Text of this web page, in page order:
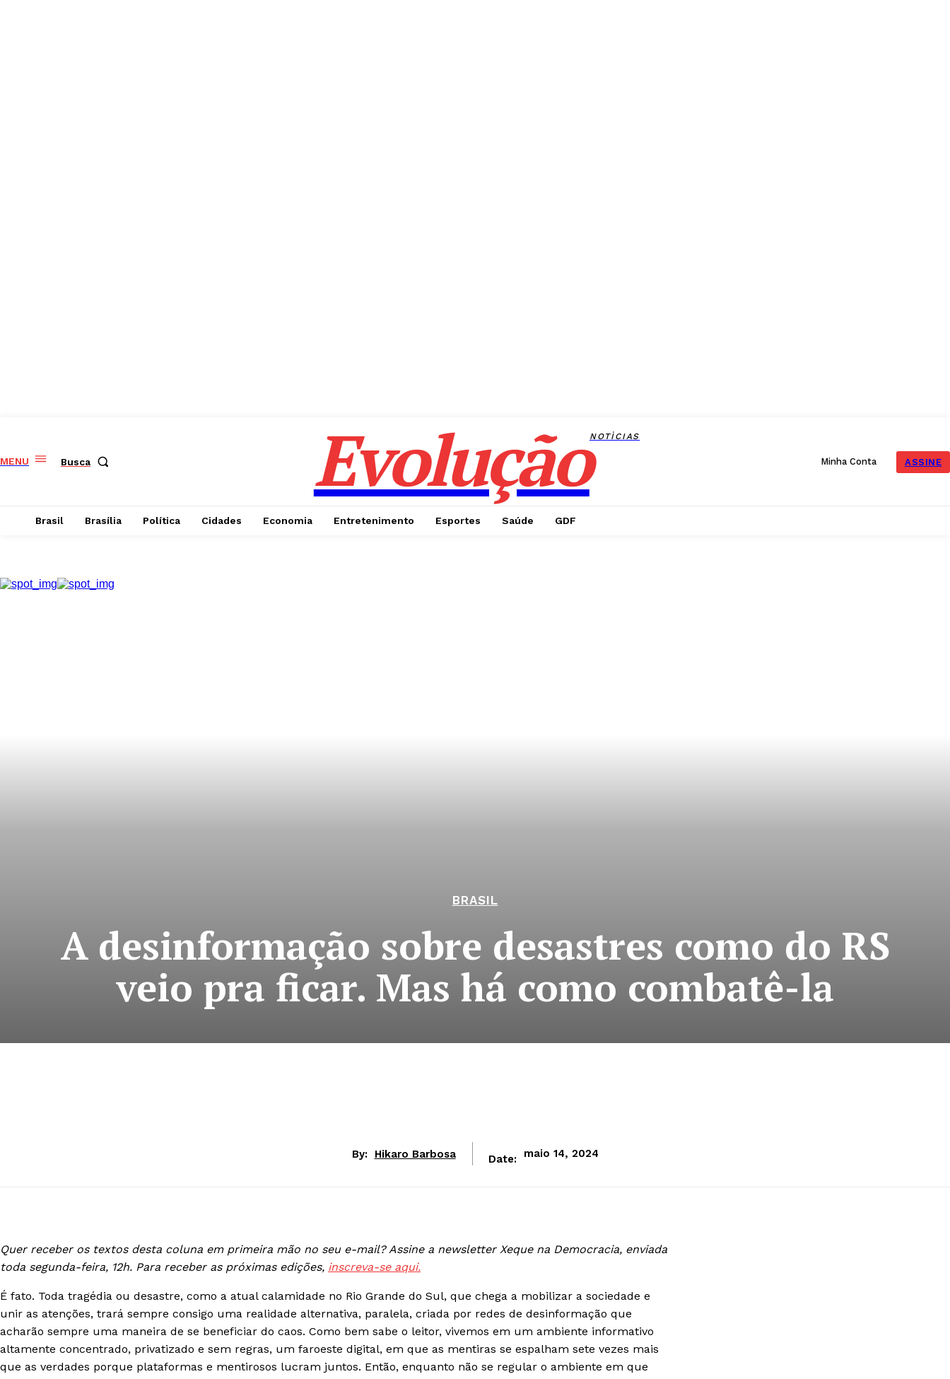
MENU Busca EvoluçãoNOTÌCIAS
Minha Conta ASSINE
Brasil Brasília Política Cidades Economia Entretenimento Esportes Saúde GDF
BRASIL
A desinformação sobre desastres como do RS
veio pra ficar. Mas há como combatê-la
By: Hikaro Barbosa Date: maio 14, 2024
Quer receber os textos desta coluna em primeira mão no seu e-mail? Assine a newsletter Xeque na Democracia, enviada
toda segunda-feira, 12h. Para receber as próximas edições, inscreva-se aqui.
É fato. Toda tragédia ou desastre, como a atual calamidade no Rio Grande do Sul, que chega a mobilizar a sociedade e
unir as atenções, trará sempre consigo uma realidade alternativa, paralela, criada por redes de desinformação que
acharão sempre uma maneira de se beneficiar do caos. Como bem sabe o leitor, vivemos em um ambiente informativo
altamente concentrado, privatizado e sem regras, um faroeste digital, em que as mentiras se espalham sete vezes mais
que as verdades porque plataformas e mentirosos lucram juntos. Então, enquanto não se regular o ambiente em que